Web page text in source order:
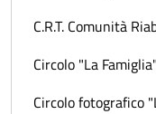
C.R.T. Comunità
Circolo "La Famiglia"
Circolo fotografico